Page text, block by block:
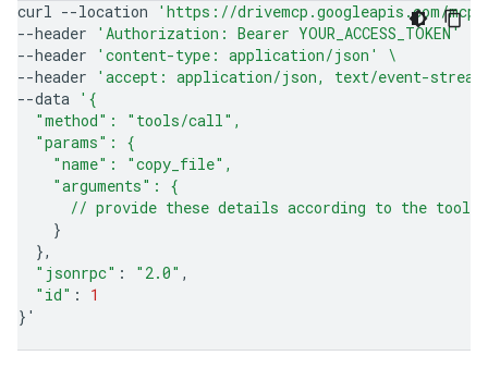
curl --location
'https://drivemcp.googleapis.com/
--header
'Authorization: Bearer YOUR_ACCESS_TOKEN'
--header
'content-type: application/json'
\
--header
'accept: application/json, text/event-
--data '{
  "method": "tools/call",
  "params": {
    "name": "copy_file",
    "arguments": {
      // provide these details according to the tool'
}
}
"jsonrpc" : "2.0"
"id" :
1
} '